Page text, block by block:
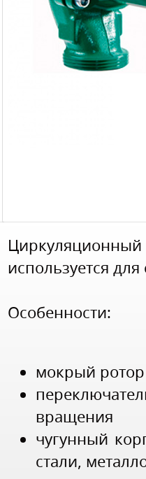
Циркуляционный
используется
Особенности:
мокрый ротор
вращения
чугунный
стали,